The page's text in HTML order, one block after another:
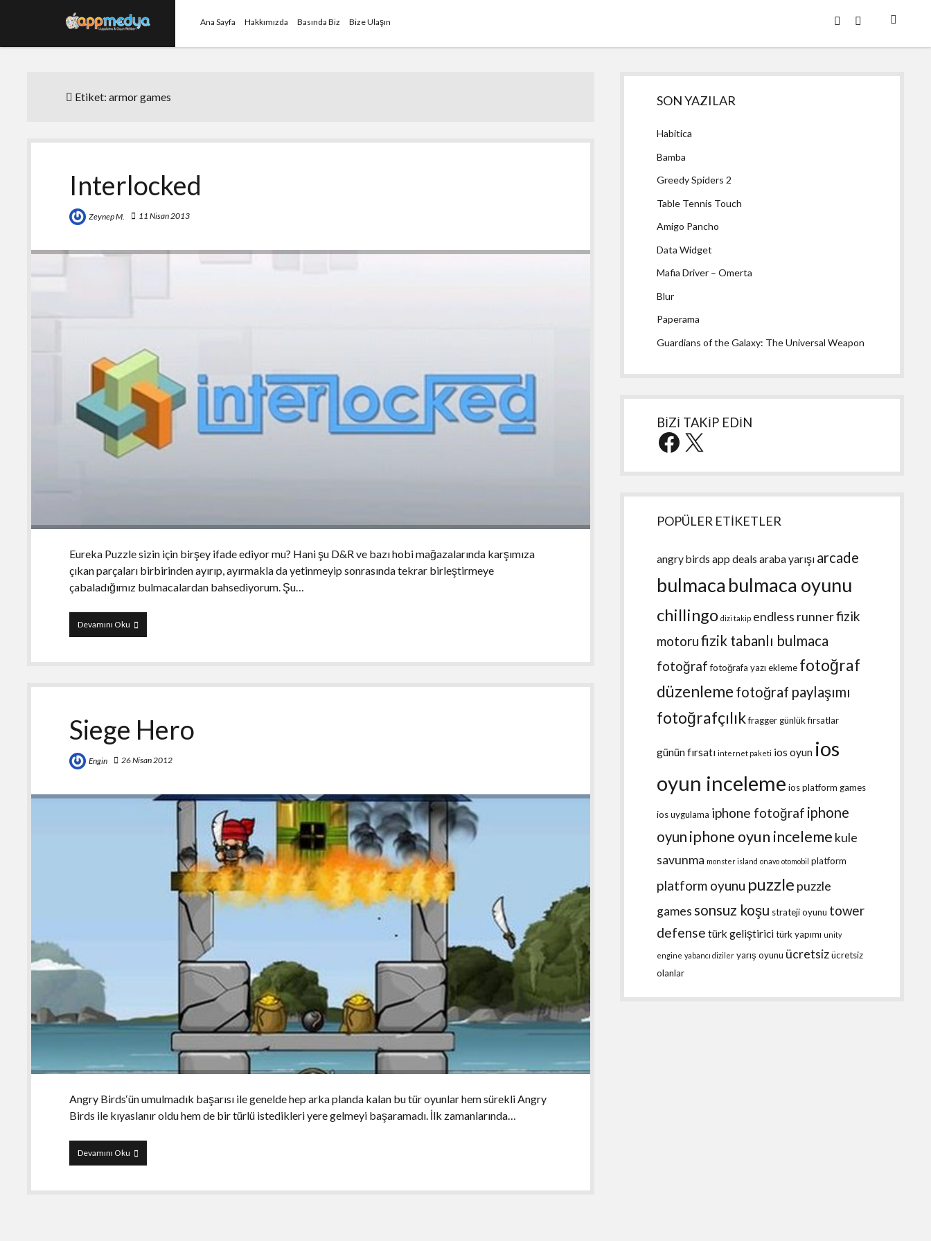
Ana Sayfa Hakkımızda Basında Biz Bize Ulaşın twitterfacebook
Etiket:armor games
Interlocked
Zeynep M. 11 Nisan 2013
Eureka Puzzle sizin için birşey ifade ediyor mu? Hani şu D&R ve bazı hobi mağazalarında karşımıza
çıkan parçaları birbirinden ayırıp, ayırmakla da yetinmeyip sonrasında tekrar birleştirmeye
çabaladığımız bulmacalardan bahsediyorum. Şu…
Devamını Oku Interlocked
Siege Hero
Engin 26 Nisan 2012
Angry Birds‘ün umulmadık başarısı ile genelde hep arka planda kalan bu tür oyunlar hem sürekli Angry
Birds ile kıyaslanır oldu hem de bir türlü istedikleri yere gelmeyi başaramadı. İlk zamanlarında…
Devamını Oku Siege
Hero
Yan
Menü
SON YAZILAR
Habitica
Bamba
Greedy Spiders 2
Table Tennis Touch
Amigo Pancho
Data Widget
Mafia Driver – Omerta
Blur
Paperama
Guardians of the Galaxy: The Universal Weapon
BİZİ TAKİP EDİN
Facebook
X
POPÜLER ETİKETLER
angry birds app deals araba yarışı arcade
bulmaca bulmaca oyunu
chillingo dizi takip endless runnerfizik
motorufizik tabanlı bulmaca
fotoğraf fotoğrafa yazı ekleme fotoğraf
düzenleme fotoğraf paylaşımı
fotoğrafçılıkfraggergünlük fırsatlar
günün fırsatı internet paketi ios oyun ios
oyun inceleme ios platform games
ios uygulama iphone fotoğraf iphone
oyun iphone oyun inceleme kule
savunma monster island onavo otomobil platform
platform oyunu puzzle puzzle
games sonsuz koşu strateji oyunu tower
defense türk geliştiricitürk yapımı unity
engine yabancı diziler yarış oyunu ücretsizücretsiz
olanlar